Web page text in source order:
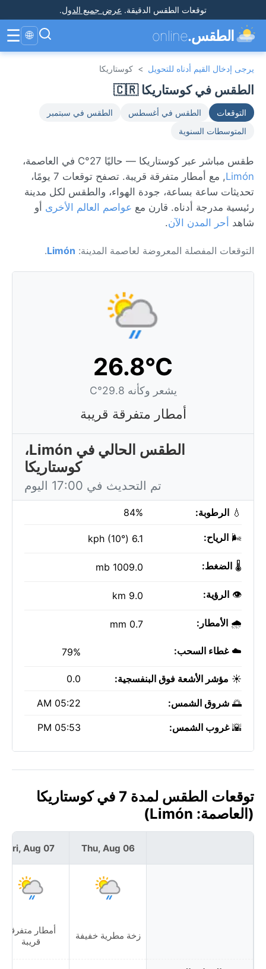
توقعات الطقس الدقيقة. عرض جميع الدول.
الطقس.online
🌐
☰
يرجى إدخال القيم أدناه للتحويل > كوستاريكا
الطقس في كوستاريكا 🇨🇷
التوقعات الطقس في أغسطس
الطقس في سبتمبر
المتوسطات السنوية
طقس مباشر عبر كوستاريكا — حاليًا 27°C في العاصمة،
Limón
, مع أمطار متفرقة قريبة. تصفح توقعات 7 يومًا،
تحديثات ساعة بساعة، جودة الهواء، والطقس لكل مدينة
رئيسية مدرجة أدناه. قارن مع عواصم العالم الأخرى أو
شاهد أحر المدن الآن.
التوقعات المفصلة المعروضة لعاصمة المدينة: Limón
.
26.8°C
يشعر وكأنه 29.8°C
أمطار متفرقة قريبة
الطقس الحالي في Limón،
كوستاريكا
تم التحديث في 17:00 اليوم
💧 الرطوبة: 84%
🌬️ الرياح: 6.1 kph (10°)
🌡️ الضغط: 1009.0 mb
👁️ الرؤية: 9.0 km
🌧️ الأمطار: 0.7 mm
☁️غطاء السحب: 79%
☀️ مؤشر الأشعة فوق البنفسجية: 0.0
🌅 شروق الشمس: 05:22 AM
🌇غروب الشمس: 05:53 PM
توقعات الطقس لمدة 7 في كوستاريكا
(العاصمة: Limón)
Thu, Aug 06
زخة مطرية خفيفة
Fri, Aug 07
أمطار متفرقة
قريبة